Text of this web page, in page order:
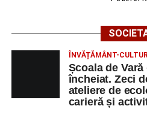
Blaga” Sebeș
(Race Office) pentru competiția
Râpa Roșie
ÎNVĂȚĂMÂNT-
Școala de
încheiat. Zeci
ateliere de
carieră și